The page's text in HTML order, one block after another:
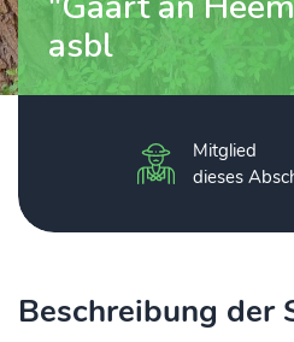
asbl
Mitglied
dieses
Beschreibung der